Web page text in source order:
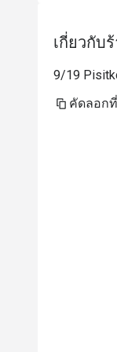
เกี่ยวกับ
9/19
คัดลอก